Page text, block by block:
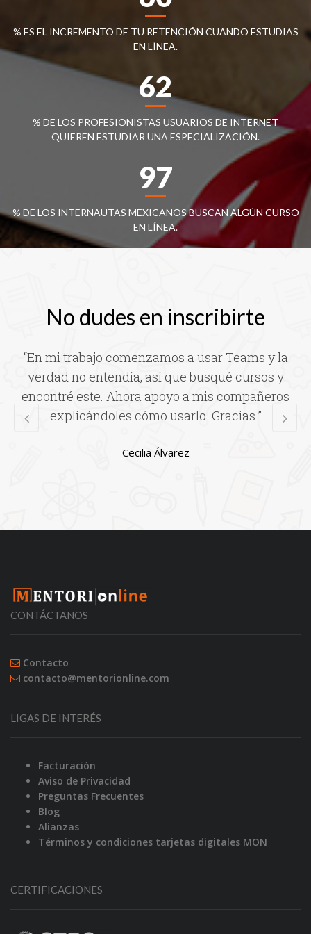
% ES EL INCREMENTO DE TU RETENCIÓN CUANDO ESTUDIAS
EN LÍNEA.
62
% DE LOS PROFESIONISTAS USUARIOS DE INTERNET
QUIEREN ESTUDIAR UNA ESPECIALIZACIÓN.
97
% DE LOS INTERNAUTAS MEXICANOS BUSCAN ALGÚN CURSO
EN LÍNEA.
No dudes en inscribirte
“En mi trabajo comenzamos a usar Teams y la
verdad no entendía, así que busqué cursos y
encontré este. Ahora apoyo a mis compañeros
explicándoles cómo usarlo. Gracias.”
Cecilia Álvarez
CONTÁCTANOS
Contacto
contacto@mentorionline.com
LIGAS DE INTERÉS
Facturación
Aviso de Privacidad
Preguntas Frecuentes
Blog
Alianzas
Términos y condiciones tarjetas digitales MON
CERTIFICACIONES